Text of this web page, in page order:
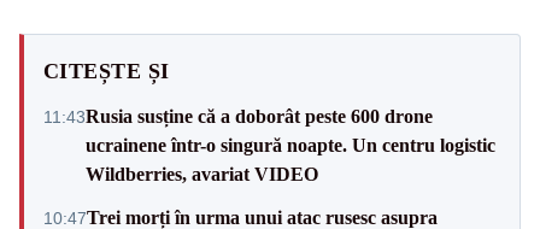
CITEȘTE ȘI
11:43Rusia susține că a doborât peste 600 drone
ucrainene într-o singură noapte. Un centru logistic
Wildberries, avariat VIDEO
10:47Trei morți în urma unui atac rusesc asupra